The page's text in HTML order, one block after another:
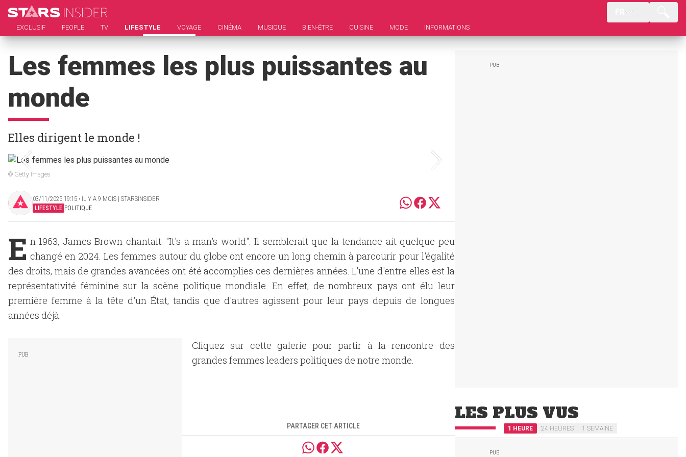
EXCLUSIF PEOPLE TV LIFESTYLE VOYAGE CINÉMA MUSIQUE BIEN-ÊTRE CUISINE MODE INFORMATIONS
Les femmes les plus puissantes au
monde
Elles dirigent le monde !
© Getty Images
03/11/2025 19:15 ‧ IL Y A 9 MOIS | STARSINSIDER
LIFESTYLE POLITIQUE
E n 1963, James Brown chantait: "It's a man's world". Il semblerait que la tendance ait quelque peu
changé en 2024. Les femmes autour du globe ont encore un long chemin à parcourir pour l'égalité
des droits, mais de grandes avancées ont été accomplies ces dernières années. L'une d'entre elles est la
représentativité féminine sur la scène politique mondiale. En effet, de nombreux pays ont élu leur
première femme à la tête d'un État, tandis que d'autres agissent pour leur pays depuis de longues
années déjà.
Cliquez sur cette galerie pour partir à la rencontre des
grandes femmes leaders politiques de notre monde.
PARTAGER CET ARTICLE
LES PLUS VUS
1 HEURE 24 HEURES 1 SEMAINE